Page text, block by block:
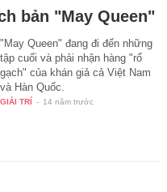
bản "May Queen"
"May Queen" đang đi đến những
tập cuối và phải nhận hàng "rổ
gạch" của khán giả cả Việt Nam
và Hàn Quốc.
GIẢI TRÍ - 14 năm trước